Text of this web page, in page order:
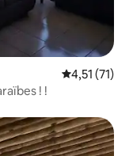
Évaluation
4,51 (71)
! !